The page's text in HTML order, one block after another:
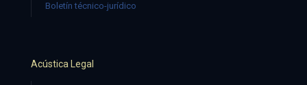
Boletín técnico-jurídico
Acústica Legal